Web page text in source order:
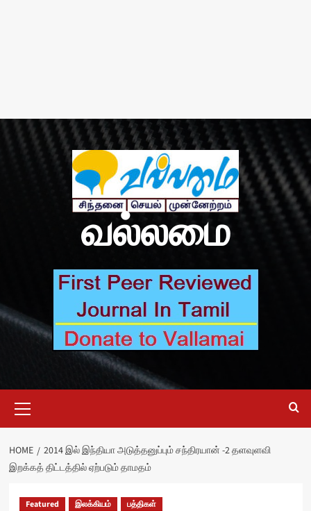
வல்லமை
Menu
HOME
2014 இல் இந்தியா அடுத்தனுப்பும் சந்திரயான் -2 தளவுளவி
இறக்கத் திட்டத்தில் ஏற்படும் தாமதம்
Featured இலக்கியம் பத்திகள்